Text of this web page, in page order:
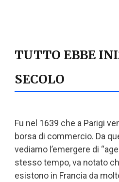
TUTTO EBBE
SECOLO
Fu nel 1639 che a Parigi
borsa di commercio. Da
vediamo l’emergere di
stesso tempo, va notato
esistono in Francia da